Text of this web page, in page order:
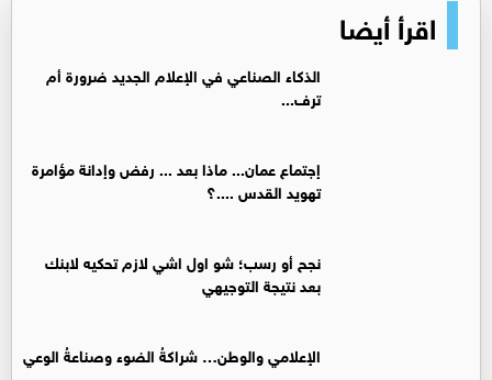
اقرأ أيضا
الذكاء الصناعي في الإعلام الجديد ضرورة أم
ترف...
إجتماع عمان... ماذا بعد ... رفض وإدانة مؤامرة
تهويد القدس ....؟
نجح أو رسب؛ شو اول اشي لازم تحكيه لابنك
بعد نتيجة التوجيهي
الإعلامي والوطن… شراكةُ الضوء وصناعةُ الوعي